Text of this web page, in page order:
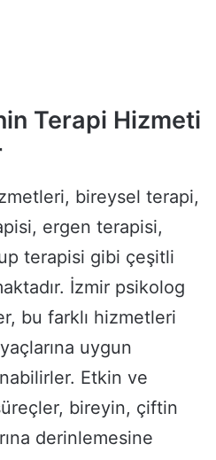
Terapi Hizmeti
bireysel terapi,
ergen terapisi,
terapisi gibi çeşitli
İzmir psikolog
bu farklı hizmetleri
uygun
Etkin ve
bireyin, çiftin
derinlemesine